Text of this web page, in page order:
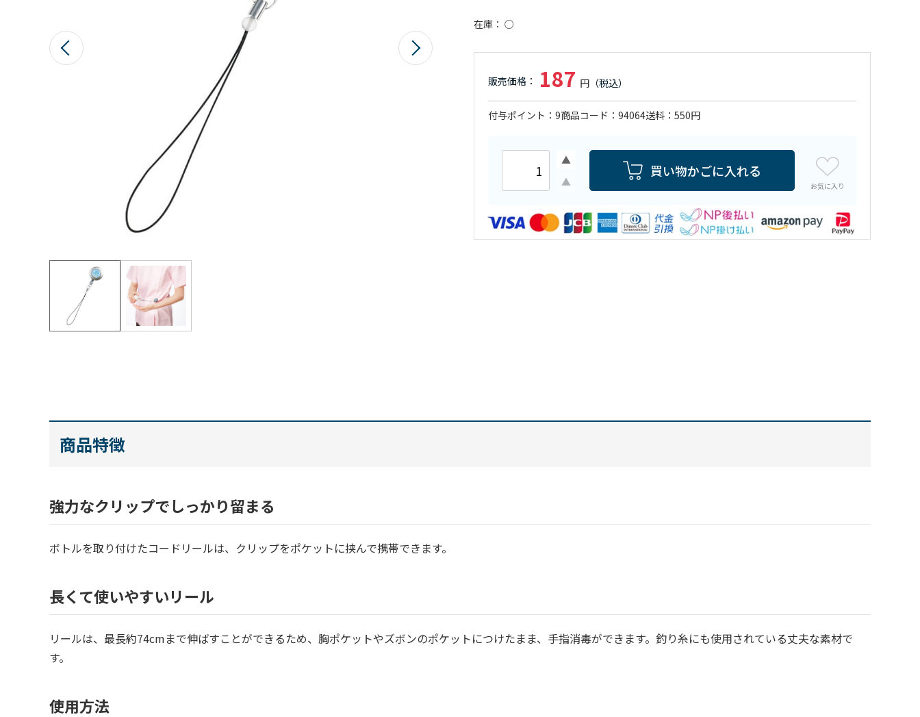
在庫 ○
187
付与ポイント 9商品コード 94064送料 550円
買い物かごに入れる
お気に入り
商品特徴
強力なクリップでしっかり留まる
ボトルを取り付けたコードリールは、クリップをポケットに挟んで携帯できます。
長くて使いやすいリール
リールは、最長約74cmまで伸ばすことができるため、胸ポケットやズボンのポケットにつけたまま、手指消毒ができます。釣り糸にも使用されている丈夫な素材で
す。
使用方法